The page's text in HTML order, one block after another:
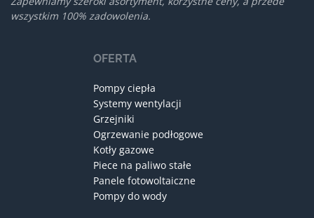
wszystkim 100% zadowolenia.
OFERTA
Pompy ciepła
Systemy wentylacji
Grzejniki
Ogrzewanie podłogowe
Kotły gazowe
Piece na paliwo stałe
Panele fotowoltaiczne
Pompy do wody